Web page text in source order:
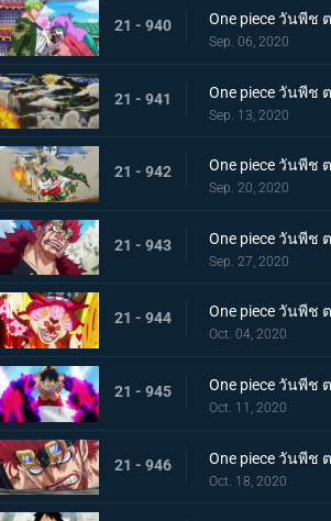
21 - 940
Sep. 06, 2020
21 - 941
Sep. 13, 2020
21 - 942
Sep. 20, 2020
21 - 943
Sep. 27, 2020
21 - 944
Oct. 04, 2020
21 - 945
Oct. 11, 2020
21 - 946
Oct. 18, 2020